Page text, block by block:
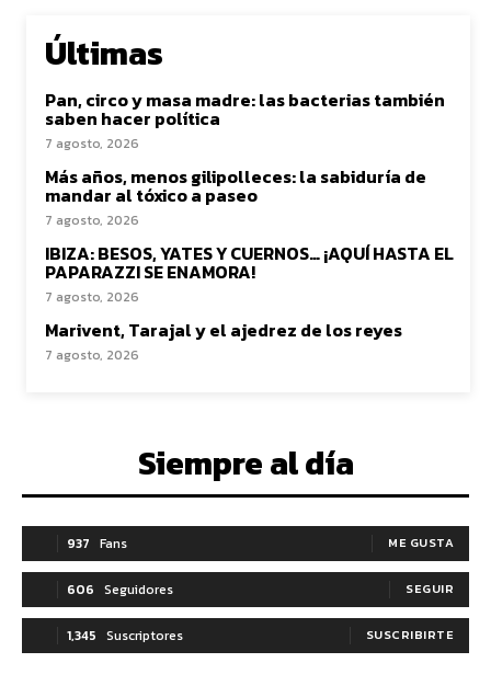
Últimas
Pan, circo y masa madre: las bacterias también
saben hacer política
7 agosto, 2026
Más años, menos gilipolleces: la sabiduría de
mandar al tóxico a paseo
7 agosto, 2026
IBIZA: BESOS, YATES Y CUERNOS… ¡AQUÍ HASTA EL
PAPARAZZI SE ENAMORA!
7 agosto, 2026
Marivent, Tarajal y el ajedrez de los reyes
7 agosto, 2026
Siempre al día
937 Fans ME GUSTA
606 Seguidores SEGUIR
1,345 Suscriptores SUSCRIBIRTE